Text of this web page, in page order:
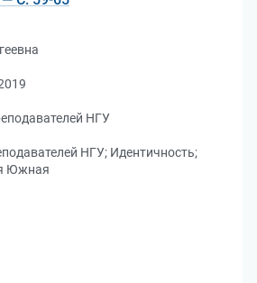
НГУ
НГУ; Идентичность;
Южная